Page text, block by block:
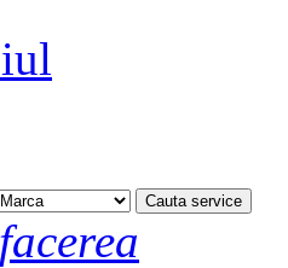
Cauta service